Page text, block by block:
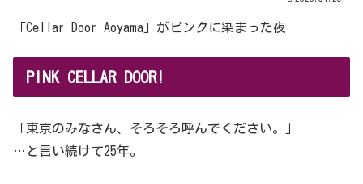
「Cellar Door Aoyama」がピンクに染まった夜
PINK CELLAR DOOR!
「東京のみなさん、そろそろ呼んでください。」
…と言い続けて25年。